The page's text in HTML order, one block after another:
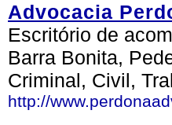
Advocacia
Escritório de
Barra Bonita,
Criminal, Civil,
http://